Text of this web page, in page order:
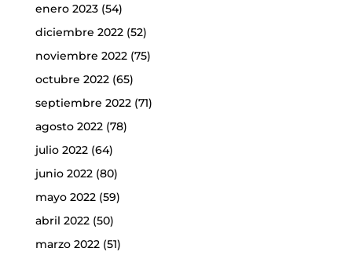
enero 2023(54)
diciembre 2022(52)
noviembre 2022(75)
octubre 2022(65)
septiembre 2022(71)
agosto 2022(78)
julio 2022(64)
junio 2022(80)
mayo 2022(59)
abril 2022(50)
marzo 2022(51)